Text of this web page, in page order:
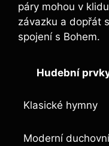
páry mohou v
závazku a dopřát
spojení s Bohem.
Hudební
Klasické hymny
Moderní duchovní